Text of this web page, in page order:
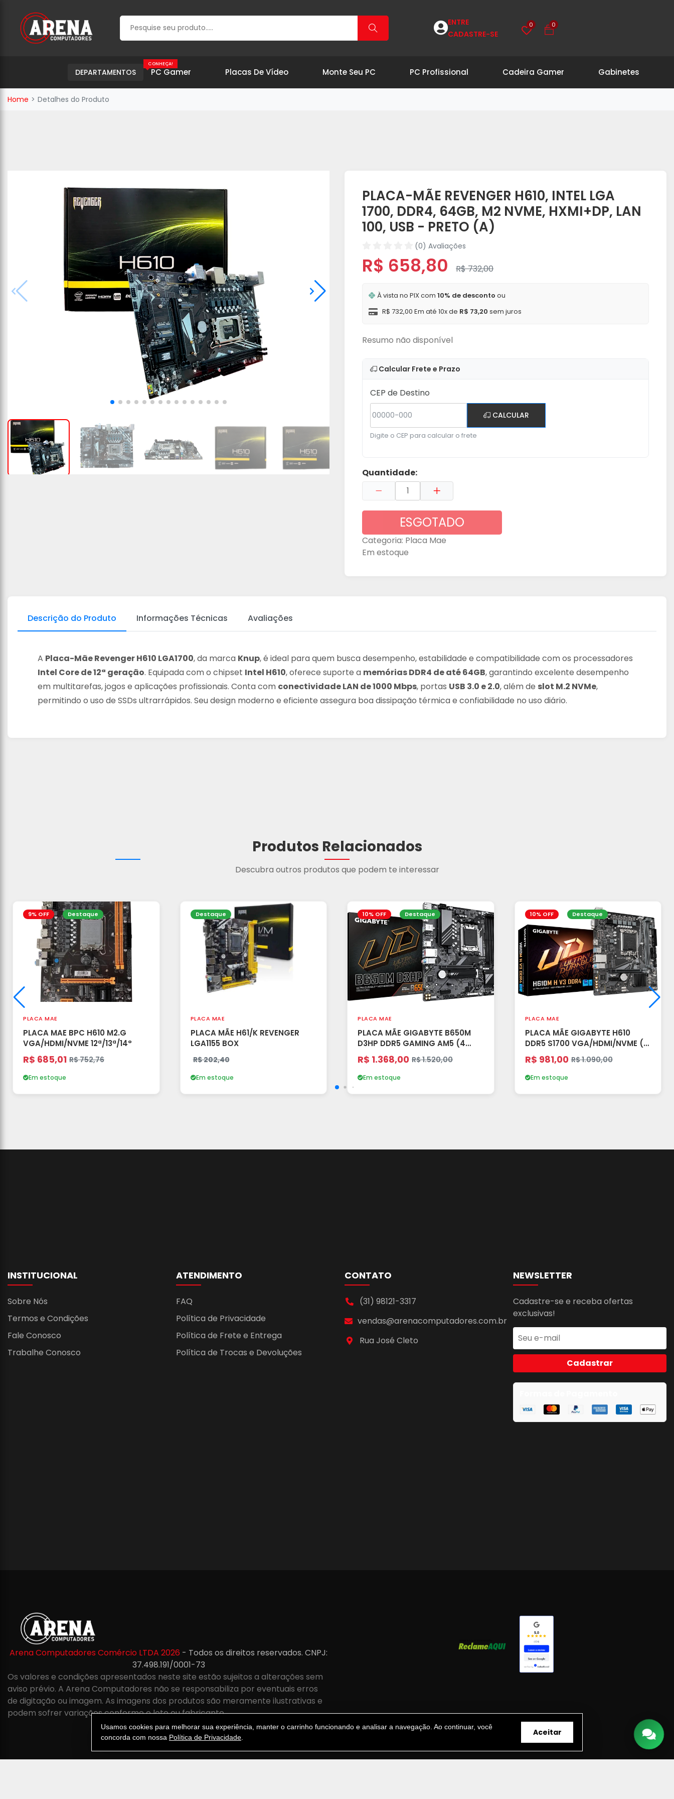
ENTRE
CADASTRE-SE
0 0
DEPARTAMENTOS PC Gamer
CONHEÇA!
Placas De Vídeo Monte Seu PC PC Profissional Cadeira Gamer Gabinetes
Home Detalhes do Produto
PLACA-MÃE REVENGER H610, INTEL LGA
1700, DDR4, 64GB, M2 NVME, HXMI+DP, LAN
100, USB - PRETO (A)
(0) Avaliações
R$ 658,80 R$ 732,00
À vista no PIX com 10% de desconto ou
R$ 732,00 Em até 10x de R$ 73,20 sem juros
Resumo não disponível
Calcular Frete e Prazo
CEP de Destino
CALCULAR
Digite o CEP para calcular o frete
Quantidade:
ESGOTADO
Categoria: Placa Mae
Em estoque
Descrição do Produto Informações Técnicas Avaliações
A Placa-Mãe Revenger H610 LGA1700, da marca Knup, é ideal para quem busca desempenho, estabilidade e compatibilidade com os processadores
Intel Core de 12ª geração. Equipada com o chipset Intel H610, oferece suporte a memórias DDR4 de até 64GB, garantindo excelente desempenho
em multitarefas, jogos e aplicações profissionais. Conta com conectividade LAN de 1000 Mbps, portas USB 3.0 e 2.0, além de slot M.2 NVMe,
permitindo o uso de SSDs ultrarrápidos. Seu design moderno e eficiente assegura boa dissipação térmica e confiabilidade no uso diário.
Produtos Relacionados
Descubra outros produtos que podem te interessar
9% OFF Destaque
PLACA MAE
PLACA MAE BPC H610 M2.G
VGA/HDMI/NVME 12ª/13ª/14°
R$ 685,01 R$ 752,76
Em estoque
Destaque
PLACA MAE
PLACA MÃE H61/K REVENGER
LGA1155 BOX
R$ 202,40
Em estoque
10% OFF Destaque
PLACA MAE
PLACA MÃE GIGABYTE B650M
D3HP DDR5 GAMING AM5 (4
SLOTS), M-ATX - PRETO (A)
R$ 1.368,00 R$ 1.520,00
Em estoque
10% OFF Destaque
PLACA MAE
PLACA MÃE GIGABYTE H610
DDR5 S1700 VGA/HDMI/NVME (2
SLOTS)
R$ 981,00 R$ 1.090,00
Em estoque
INSTITUCIONAL
Sobre Nós
Termos e Condições
Fale Conosco
Trabalhe Conosco
ATENDIMENTO
FAQ
Política de Privacidade
Política de Frete e Entrega
Política de Trocas e Devoluções
CONTATO
(31) 98121-3317
vendas@arenacomputadores.com.br
Rua José Cleto
NEWSLETTER
Cadastre-se e receba ofertas
exclusivas!
Cadastrar
Arena Computadores Comércio LTDA 2026 - Todos os direitos reservados. CNPJ:
37.498.191/0001-73
Os valores e condições apresentados neste site estão sujeitos a alterações sem
aviso prévio. A Arena Computadores não se responsabiliza por eventuais erros
de digitação ou imagem. As imagens dos produtos são meramente ilustrativas e
podem sofrer variações conforme o lote ou fabricante.
Usamos cookies para melhorar sua experiência, manter o carrinho funcionando e analisar a navegação. Ao continuar, você
concorda com nossa Política de Privacidade Aceitar